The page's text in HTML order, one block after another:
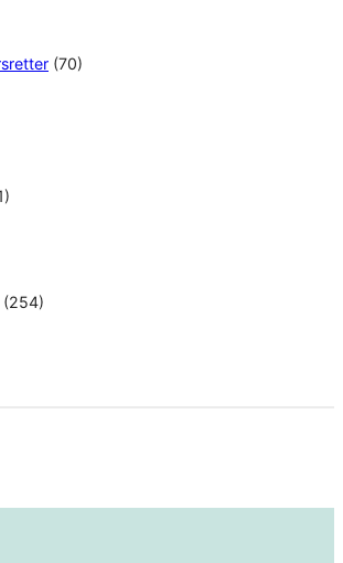
(70)
(254)